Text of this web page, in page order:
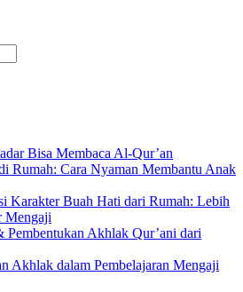
Bisa Membaca Al-Qur’an
Rumah: Cara Nyaman Membantu Anak
Karakter Buah Hati dari Rumah: Lebih
Mengaji
Pembentukan Akhlak Qur’ani dari
Akhlak dalam Pembelajaran Mengaji